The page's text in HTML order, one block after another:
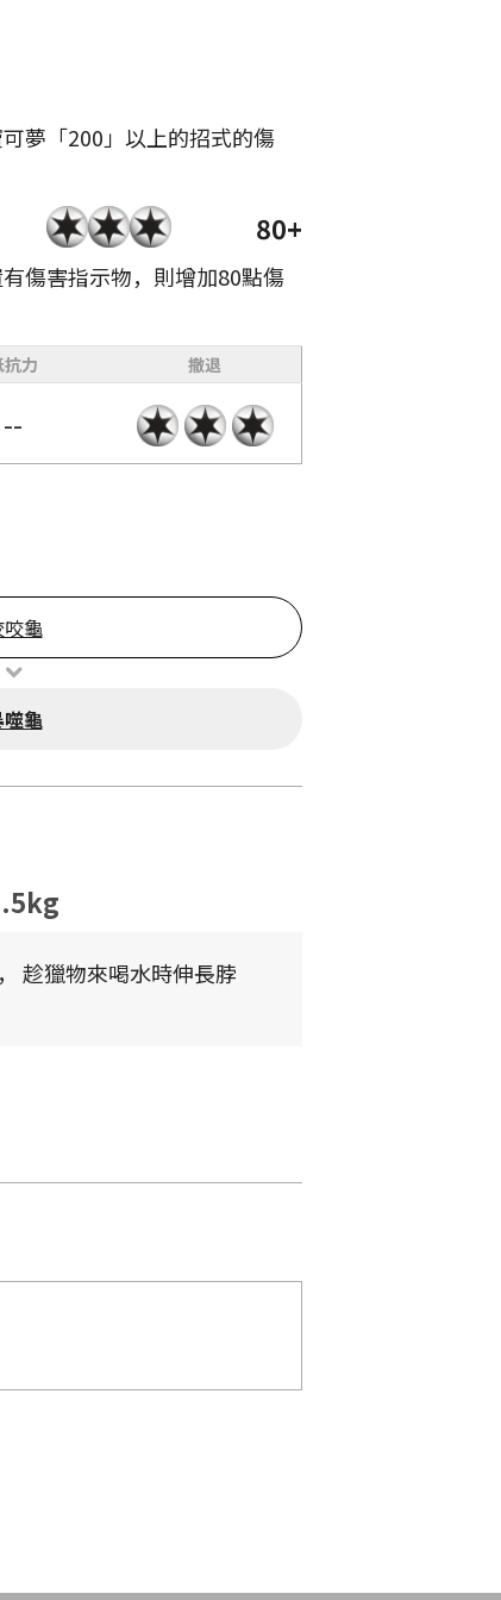
夢「200」以上的招式的傷
80+
傷害指示物，則增加80點傷
抗力 撤退
--
咬龜
龜
趁獵物來喝水時伸長脖